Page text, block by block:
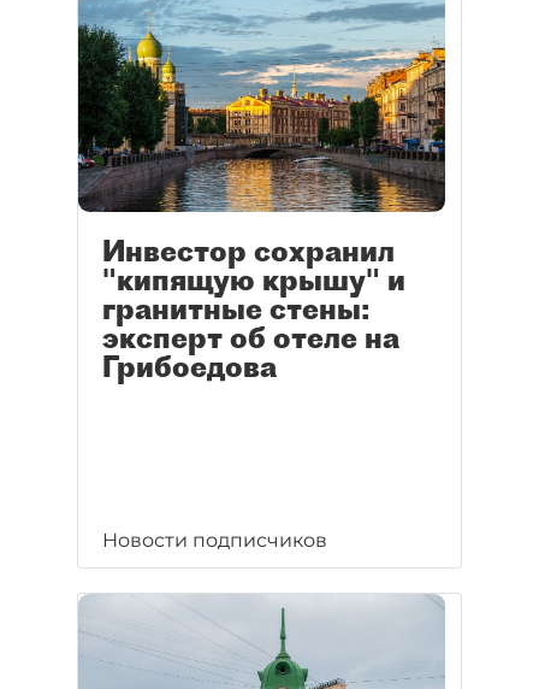
Инвестор сохранил
"кипящую крышу" и
гранитные стены:
эксперт об отеле на
Грибоедова
Новости подписчиков